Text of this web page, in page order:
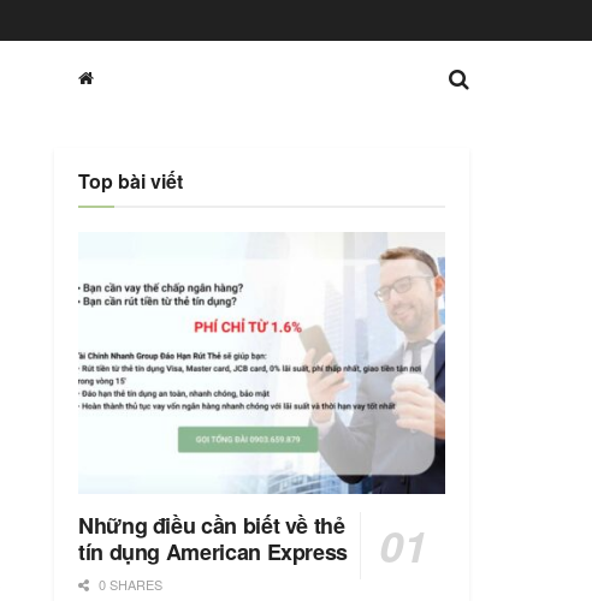
Top bài viết
Những điều cần biết về thẻ
tín dụng American Express
0 SHARES